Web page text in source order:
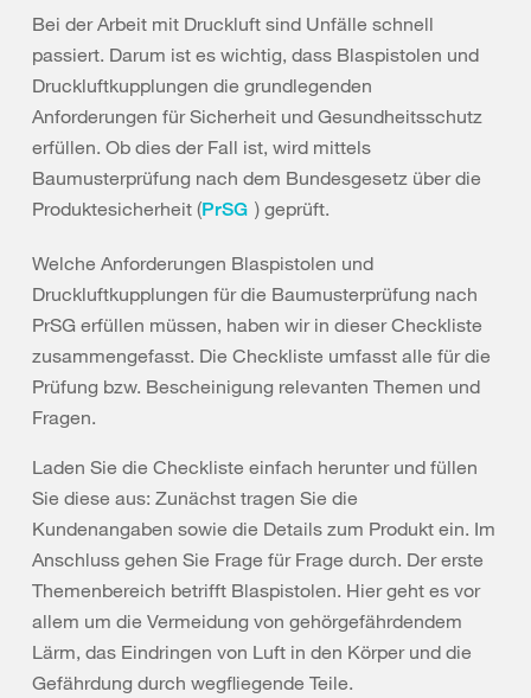
Bei der Arbeit mit Druckluft sind Unfälle schnell
passiert. Darum ist es wichtig, dass Blaspistolen und
Druckluftkupplungen die grundlegenden
Anforderungen für Sicherheit und Gesundheitsschutz
erfüllen. Ob dies der Fall ist, wird mittels
Baumusterprüfung nach dem Bundesgesetz über die
Produktesicherheit (PrSG ) geprüft.
Welche Anforderungen Blaspistolen und
Druckluftkupplungen für die Baumusterprüfung nach
PrSG erfüllen müssen, haben wir in dieser Checkliste
zusammengefasst. Die Checkliste umfasst alle für die
Prüfung bzw. Bescheinigung relevanten Themen und
Fragen.
Laden Sie die Checkliste einfach herunter und füllen
Sie diese aus: Zunächst tragen Sie die
Kundenangaben sowie die Details zum Produkt ein. Im
Anschluss gehen Sie Frage für Frage durch. Der erste
Themenbereich betrifft Blaspistolen. Hier geht es vor
allem um die Vermeidung von gehörgefährdendem
Lärm, das Eindringen von Luft in den Körper und die
Gefährdung durch wegfliegende Teile.